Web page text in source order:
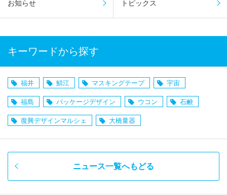
お知らせ トピックス
キーワードから探す
福井 鯖江 マスキングテープ 宇宙
福島 パッケージデザイン ウコン 石鹸
復興デザインマルシェ 大橋量器
ニュース一覧へもどる